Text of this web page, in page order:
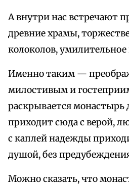
А внутри нас встречают
древние храмы,
колоколов,
Именно таким —
милостивым и
раскрывается монастырь
приходит сюда с верой,
с каплей надежды
душой, без
Можно сказать, что